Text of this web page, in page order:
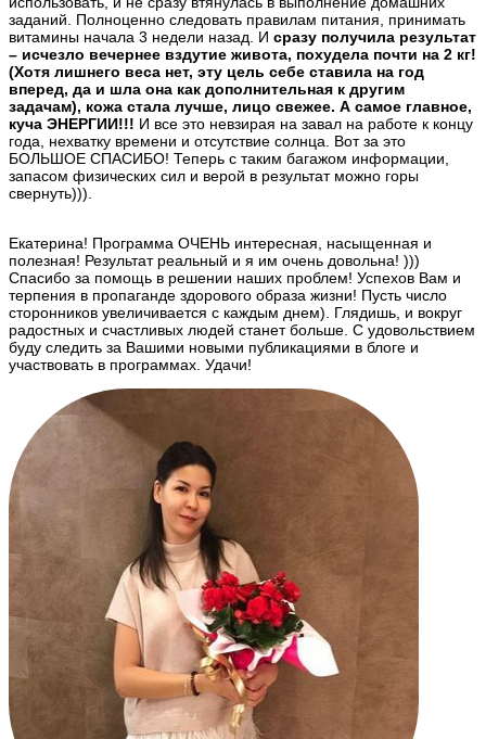
заданий. Полноценно следовать правилам питания, принимать
витамины начала 3 недели назад. И сразу получила результат
– исчезло вечернее вздутие живота, похудела почти на 2 кг!
(Хотя лишнего веса нет, эту цель себе ставила на год
вперед, да и шла она как дополнительная к другим
задачам), кожа стала лучше, лицо свежее. А самое главное,
куча ЭНЕРГИИ!!! И все это невзирая на завал на работе к концу
года, нехватку времени и отсутствие солнца. Вот за это
БОЛЬШОЕ СПАСИБО! Теперь с таким багажом информации,
запасом физических сил и верой в результат можно горы
свернуть))).
Екатерина! Программа ОЧЕНЬ интересная, насыщенная и
полезная! Результат реальный и я им очень довольна! )))
Спасибо за помощь в решении наших проблем! Успехов Вам и
терпения в пропаганде здорового образа жизни! Пусть число
сторонников увеличивается с каждым днем). Глядишь, и вокруг
радостных и счастливых людей станет больше. С удовольствием
буду следить за Вашими новыми публикациями в блоге и
участвовать в программах. Удачи!